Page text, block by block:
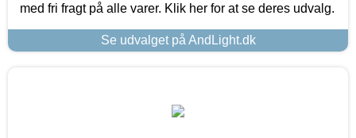
med fri fragt på alle varer. Klik her for at se deres udvalg.
Se udvalget på AndLight.dk